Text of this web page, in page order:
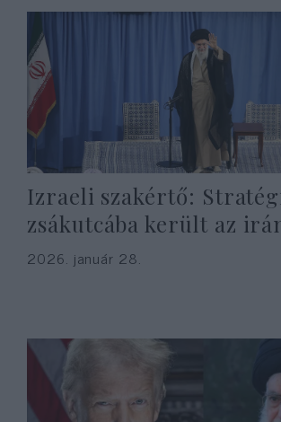
Izraeli szakértő:
zsákutcába került az
2026. január 28.